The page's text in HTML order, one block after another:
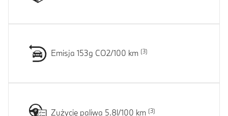
Emisja 153g CO2/100 km
Zużycie paliwa 5.8l/100 km